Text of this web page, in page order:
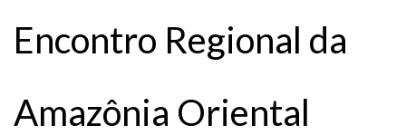
Encontro Regional da
Amazônia Oriental